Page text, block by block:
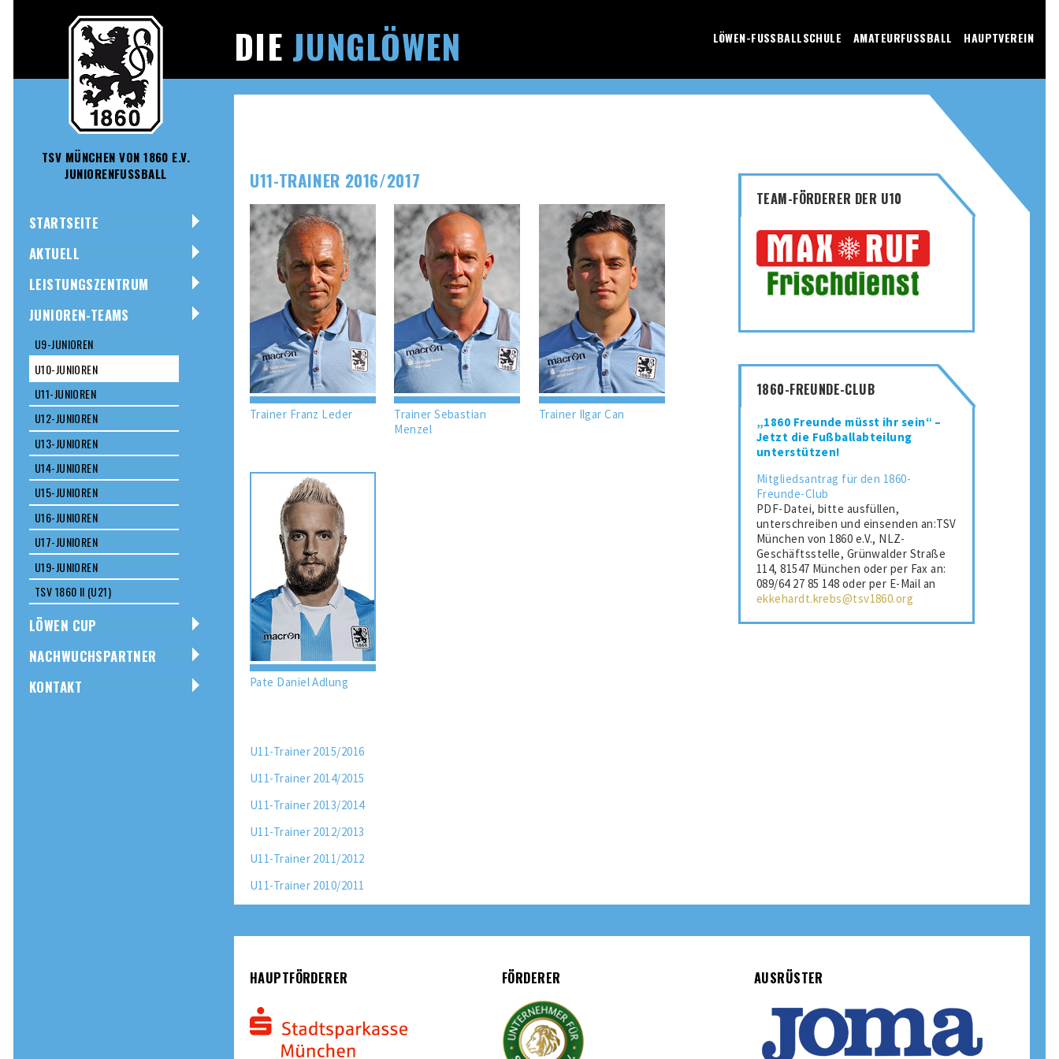
TSV MÜNCHEN VON 1860 E.V.
JUNIORENFUSSBALL
DIE JUNGLÖWEN LÖWEN-FUSSBALLSCHULE AMATEURFUSSBALL HAUPTVEREIN
STARTSEITE
AKTUELL
LEISTUNGSZENTRUM
JUNIOREN-TEAMS
U9-JUNIOREN
U10-JUNIOREN
U11-JUNIOREN
U12-JUNIOREN
U13-JUNIOREN
U14-JUNIOREN
U15-JUNIOREN
U16-JUNIOREN
U17-JUNIOREN
U19-JUNIOREN
TSV 1860 II (U21)
LÖWEN CUP
NACHWUCHSPARTNER
KONTAKT
U11-TRAINER 2016/2017
Trainer Franz Leder
Trainer Sebastian
Menzel
Trainer Ilgar Can
Pate Daniel Adlung
U11-Trainer 2015/2016
U11-Trainer 2014/2015
U11-Trainer 2013/2014
U11-Trainer 2012/2013
U11-Trainer 2011/2012
U11-Trainer 2010/2011
TEAM-FÖRDERER DER U10
1860-FREUNDE-CLUB
„1860 Freunde müsst ihr sein“ –
Jetzt die Fußballabteilung
unterstützen!
Mitgliedsantrag für den 1860-
Freunde-Club
PDF-Datei, bitte ausfüllen,
unterschreiben und einsenden an:TSV
München von 1860 e.V., NLZ-
Geschäftsstelle, Grünwalder Straße
114, 81547 München oder per Fax an:
089/64 27 85 148 oder per E-Mail an
ekkehardt.krebs@tsv1860.org
HAUPTFÖRDERER FÖRDERER AUSRÜSTER